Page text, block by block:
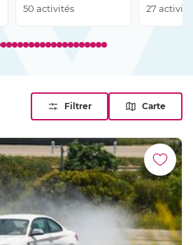
50 activités 27
Filtrer Carte